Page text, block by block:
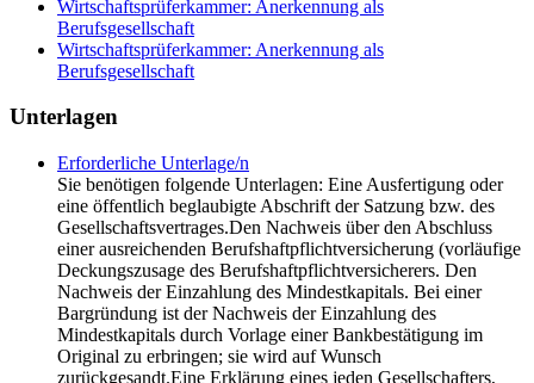
Wirtschaftsprüferkammer: Anerkennung als
Berufsgesellschaft
Wirtschaftsprüferkammer: Anerkennung als
Berufsgesellschaft
Unterlagen
Erforderliche Unterlage/n
Sie benötigen folgende Unterlagen: Eine Ausfertigung oder
eine öffentlich beglaubigte Abschrift der Satzung bzw. des
Gesellschaftsvertrages.Den Nachweis über den Abschluss
einer ausreichenden Berufshaftpflichtversicherung (vorläufige
Deckungszusage des Berufshaftpflichtversicherers. Den
Nachweis der Einzahlung des Mindestkapitals. Bei einer
Bargründung ist der Nachweis der Einzahlung des
Mindestkapitals durch Vorlage einer Bankbestätigung im
Original zu erbringen; sie wird auf Wunsch
zurückgesandt.Eine Erklärung eines jeden Gesellschafters,